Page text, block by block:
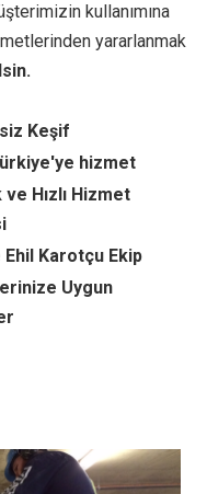
kullanımına
yararlanmak
Keşif
hizmet
Hızlı Hizmet
Ehil Karotçu Ekip
Uygun